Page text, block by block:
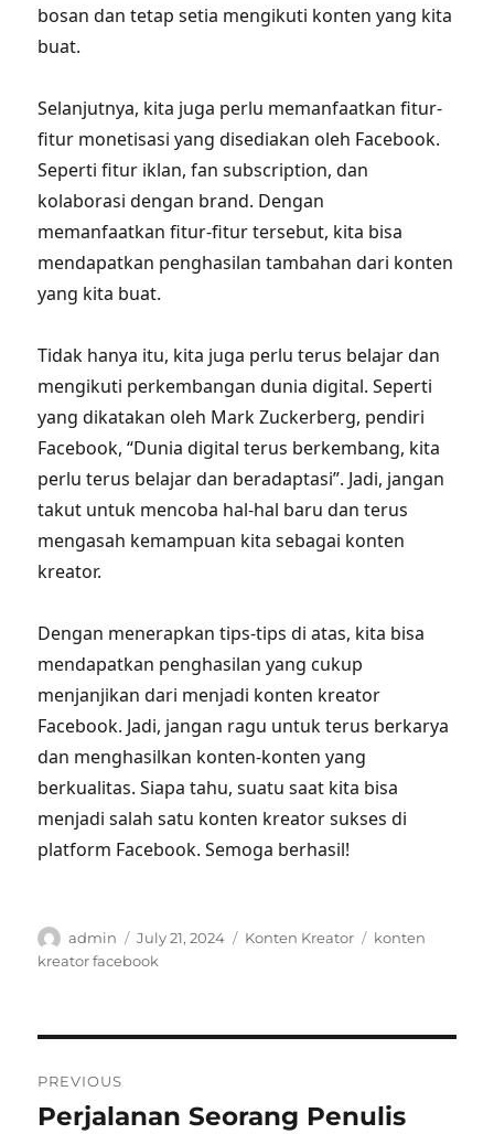
bosan dan tetap setia mengikuti konten yang kita
buat.
Selanjutnya, kita juga perlu memanfaatkan fitur-
fitur monetisasi yang disediakan oleh Facebook.
Seperti fitur iklan, fan subscription, dan
kolaborasi dengan brand. Dengan
memanfaatkan fitur-fitur tersebut, kita bisa
mendapatkan penghasilan tambahan dari konten
yang kita buat.
Tidak hanya itu, kita juga perlu terus belajar dan
mengikuti perkembangan dunia digital. Seperti
yang dikatakan oleh Mark Zuckerberg, pendiri
Facebook, “Dunia digital terus berkembang, kita
perlu terus belajar dan beradaptasi”. Jadi, jangan
takut untuk mencoba hal-hal baru dan terus
mengasah kemampuan kita sebagai konten
kreator.
Dengan menerapkan tips-tips di atas, kita bisa
mendapatkan penghasilan yang cukup
menjanjikan dari menjadi konten kreator
Facebook. Jadi, jangan ragu untuk terus berkarya
dan menghasilkan konten-konten yang
berkualitas. Siapa tahu, suatu saat kita bisa
menjadi salah satu konten kreator sukses di
platform Facebook. Semoga berhasil!
Author
admin
Posted
on
July 21, 2024 Categories
Konten Kreator Tags
konten
kreator facebook
navigation
PREVIOUS
Previous
Perjalanan Seorang Penulis